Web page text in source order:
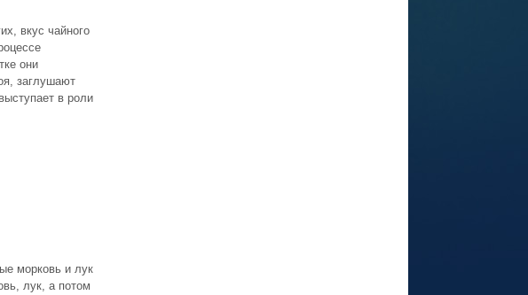
вкус чайного
они
заглушают
в роли
морковь и лук
лук, а потом